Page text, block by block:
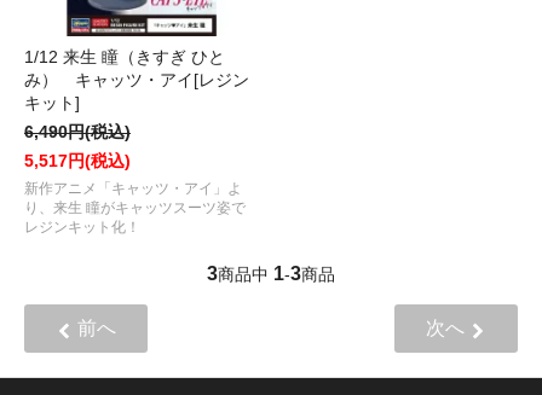
1/12 来生 瞳（きすぎ ひと
み） キャッツ・アイ[レジン
キット]
6,490円(税込)
5,517円(税込)
新作アニメ「キャッツ・アイ」よ
り、来生 瞳がキャッツスーツ姿で
レジンキット化！
3商品中 1-3商品
前へ 次へ